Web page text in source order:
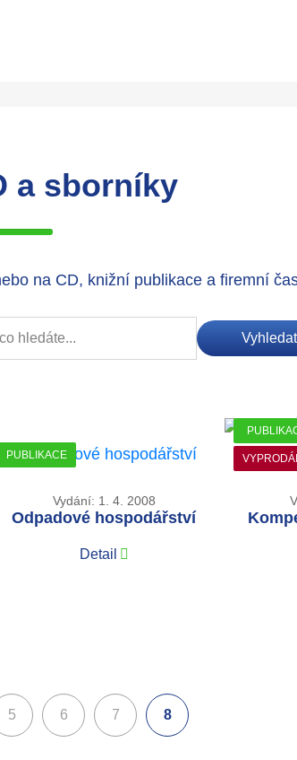
a sborníky
na CD, knižní publikace a firemní
Vyhledat
PUBLIKACE
Vydání: 1. 4. 2008
Odpadové hospodářství
Detail
5 6 7 8(aktuální)